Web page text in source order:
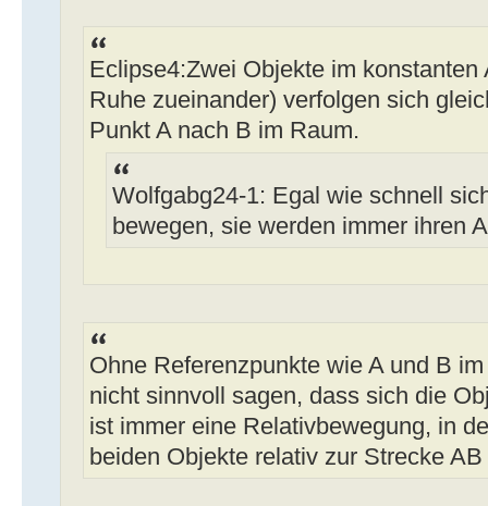
Eclipse4:Zwei Objekte im
Ruhe zueinander) verfolgen sich
Punkt A nach B im Raum.
Wolfgabg24-1: Egal wie schnell
bewegen, sie werden immer ihren
Ohne Referenzpunkte wie A und B
nicht sinnvoll sagen, dass sich die
ist immer eine Relativbewegung, in
beiden Objekte relativ zur Strecke